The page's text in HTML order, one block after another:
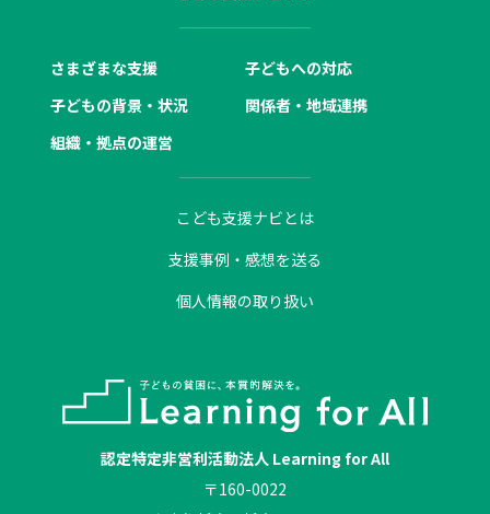
さまざまな支援
子どもへの対応
子どもの背景・状況
関係者・地域連携
組織・拠点の運営
こども支援ナビとは
支援事例・感想を送る
個人情報の取り扱い
認定特定非営利活動法人 Learning for All
〒160-0022